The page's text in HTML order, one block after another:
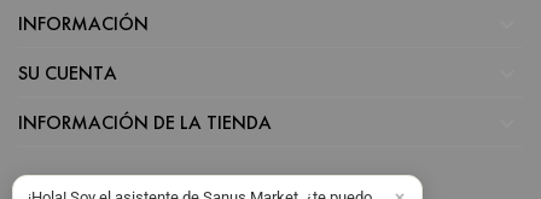
INFORMACIÓN
SU CUENTA
INFORMACIÓN DE LA TIENDA